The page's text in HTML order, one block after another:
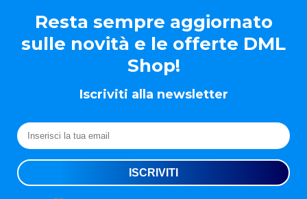
Resta sempre aggiornato
sulle novità e le offerte DML
Shop!
Iscriviti alla newsletter